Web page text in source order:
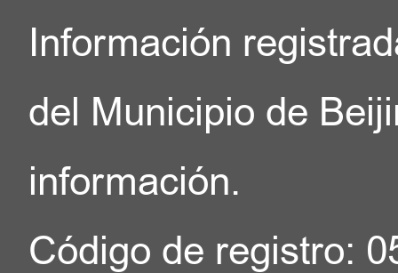
Información
del Municipio de
información.
Código de registro: